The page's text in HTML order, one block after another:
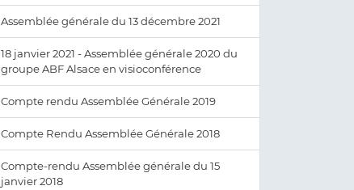
Assemblée générale du 13 décembre 2021
18 janvier 2021 - Assemblée générale 2020 du
groupe ABF Alsace en visioconférence
Compte rendu Assemblée Générale 2019
Compte Rendu Assemblée Générale 2018
Compte-rendu Assemblée générale du 15
janvier 2018